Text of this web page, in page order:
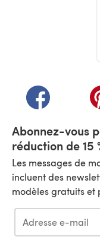
(s'ouvre dans
Abonnez-vous
réduction de 15
Les messages de
incluent des
modèles gratuits et